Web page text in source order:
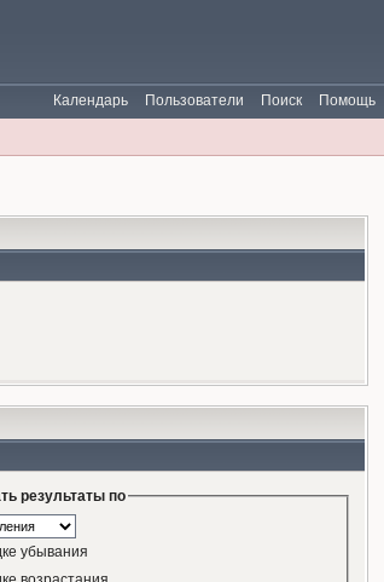
Помощь
Поиск
Пользователи
Календарь
результаты по
убывания